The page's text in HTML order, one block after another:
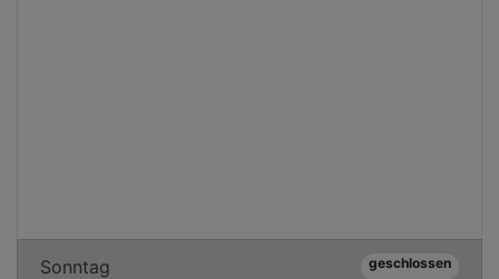
Sonntag geschlossen